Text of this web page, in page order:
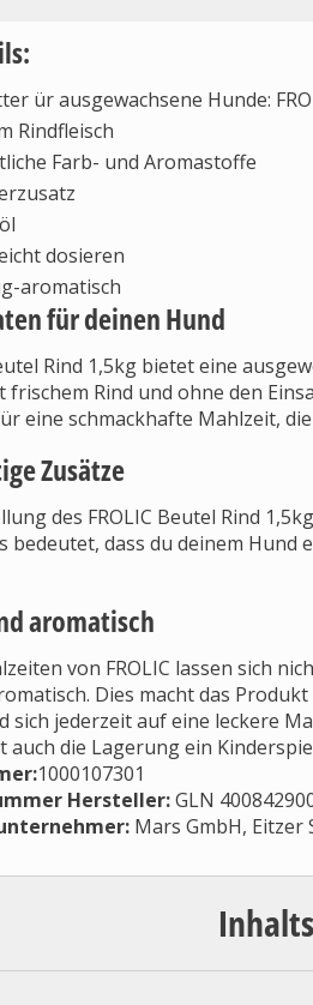
ür ausgewachsene Hunde:
Rindfleisch
Farb- und Aromastoffe
dosieren
aromatisch
für deinen Hund
Rind 1,5kg bietet eine
frischem Rind und ohne den
eine schmackhafte Mahlzeit,
Zusätze
des FROLIC Beutel Rind
bedeutet, dass du deinem
aromatisch
von FROLIC lassen sich
Dies macht das
sich jederzeit auf eine leckere
auch die Lagerung ein
1000107301
Hersteller:GLN
: Mars GmbH, Eitzer